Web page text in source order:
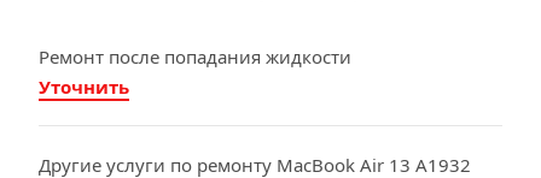
Ремонт после попадания жидкости
Уточнить
Другие услуги по ремонту MacBook Air 13 A1932